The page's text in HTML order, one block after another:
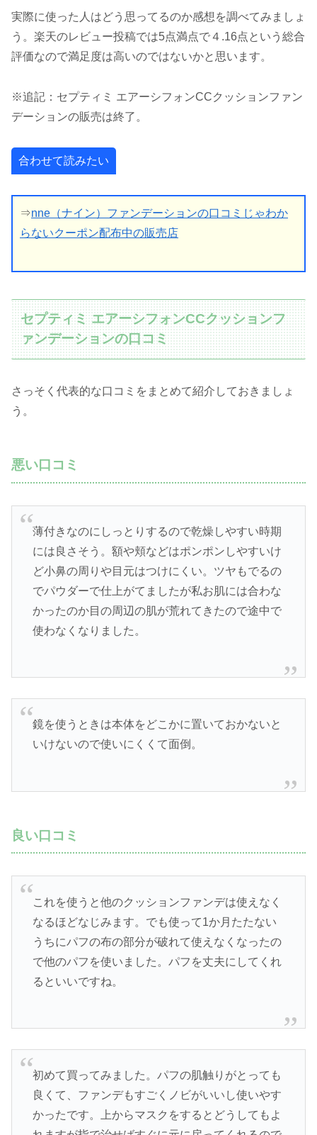
実際に使った人はどう思ってるのか感想を調べてみましょ
う。楽天のレビュー投稿では5点満点で４.16点という総合
評価なので満足度は高いのではないかと思います。
※追記：セプティミ エアーシフォンCCクッションファン
デーションの販売は終了。
合わせて読みたい
⇒nne（ナイン）ファンデーションの口コミじゃわか
らないクーポン配布中の販売店
セプティミ エアーシフォンCCクッションフ
ァンデーションの口コミ
さっそく代表的な口コミをまとめて紹介しておきましょ
う。
悪い口コミ
薄付きなのにしっとりするので乾燥しやすい時期
には良さそう。額や頬などはポンポンしやすいけ
ど小鼻の周りや目元はつけにくい。ツヤもでるの
でパウダーで仕上がてましたが私お肌には合わな
かったのか目の周辺の肌が荒れてきたので途中で
使わなくなりました。
鏡を使うときは本体をどこかに置いておかないと
いけないので使いにくくて面倒。
良い口コミ
これを使うと他のクッションファンデは使えなく
なるほどなじみます。でも使って1か月たたない
うちにパフの布の部分が破れて使えなくなったの
で他のパフを使いました。パフを丈夫にしてくれ
るといいですね。
初めて買ってみました。パフの肌触りがとっても
良くて、ファンデもすごくノビがいいし使いやす
かったです。上からマスクをするとどうしてもよ